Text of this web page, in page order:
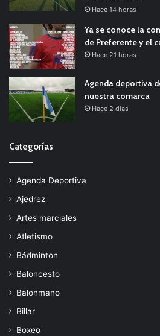
Hace 14 horas
Ya se conoce la
de Preferente y el
Hace 21 horas
Agenda deportiva
nuestra comarca
Hace 2 días
Categorías
Agenda Deportiva
Ajedrez
Artes marciales
Atletismo
Bádminton
Baloncesto
Balonmano
Billar
Boxeo